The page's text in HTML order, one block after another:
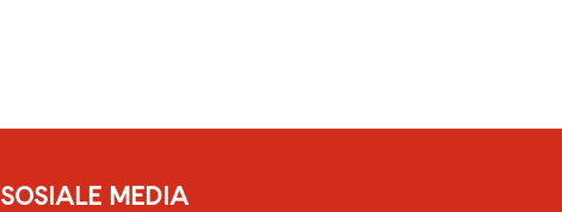
SOSIALE MEDIA